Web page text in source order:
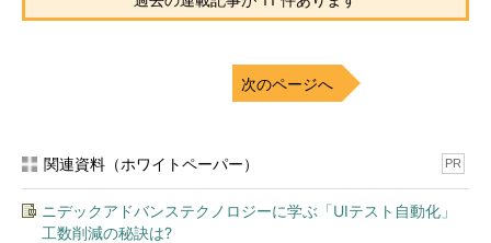
シン・プロビジョニング」が中核の機能といえる。本記事で
」とは、複数の物理ディスク
を組み合わせて、論理的な大きなディスクとして取り扱う機能で
ある。例えば1Tbytesのディスクと2Tbytesのディスク、
3Tbytesのディスクの計3台が搭載されている場合、従来は3つの
次のページへ
関連資料（ホワイトペーパー） PR
ニデックアドバンステクノロジーに学ぶ「UIテスト自動化」
工数削減の秘訣は?